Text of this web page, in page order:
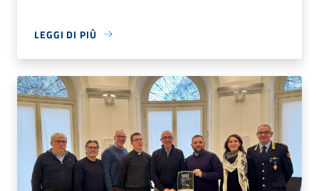
LEGGI DI PIÙ